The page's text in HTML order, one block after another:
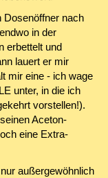
Dosenöffner nach
in der
erbettelt und
lauert er mir
mir eine - ich wage
unter, in die ich
vorstellen!).
Aceton-
eine Extra-
außergewöhnlich